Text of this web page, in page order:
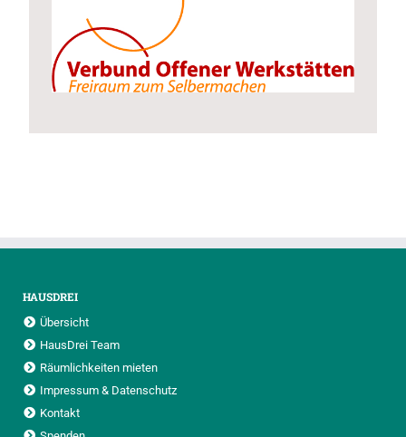
HAUSDREI
Übersicht
HausDrei Team
Räumlichkeiten mieten
Impressum & Datenschutz
Kontakt